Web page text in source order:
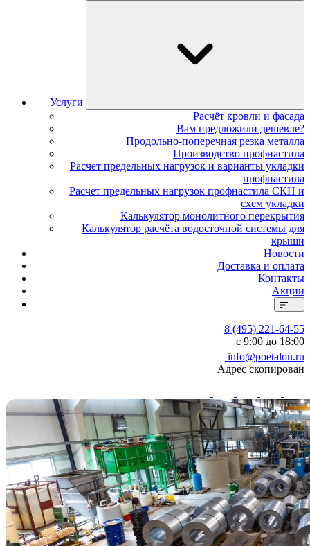
Услуги
Расчёт кровли и фасада
Вам предложили дешевле?
Продольно-поперечная резка металла
Производство профнастила
Расчет предельных нагрузок и варианты укладки
профнастила
Расчет предельных нагрузок профнастила СКН и
схем укладки
Калькулятор монолитного перекрытия
Калькулятор расчёта водосточной системы для
крыши
Новости
Доставка и оплата
Контакты
Акции
8 (495) 221-64-55
с 9:00 до 18:00
info@poetalon.ru
Адрес скопирован